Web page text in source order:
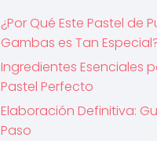
¿Por Qué Este Pastel de
Gambas es Tan
Ingredientes Esenciales
Pastel Perfecto
Elaboración Definitiva:
Paso